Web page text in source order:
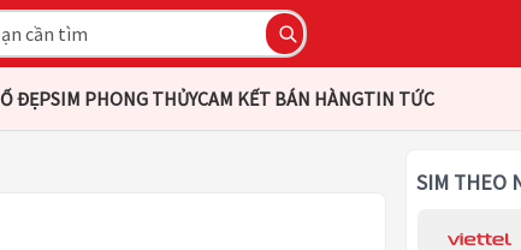
ĐẸPSIM PHONG THỦYCAM KẾT BÁN HÀNGTIN TỨC
SIM THEO